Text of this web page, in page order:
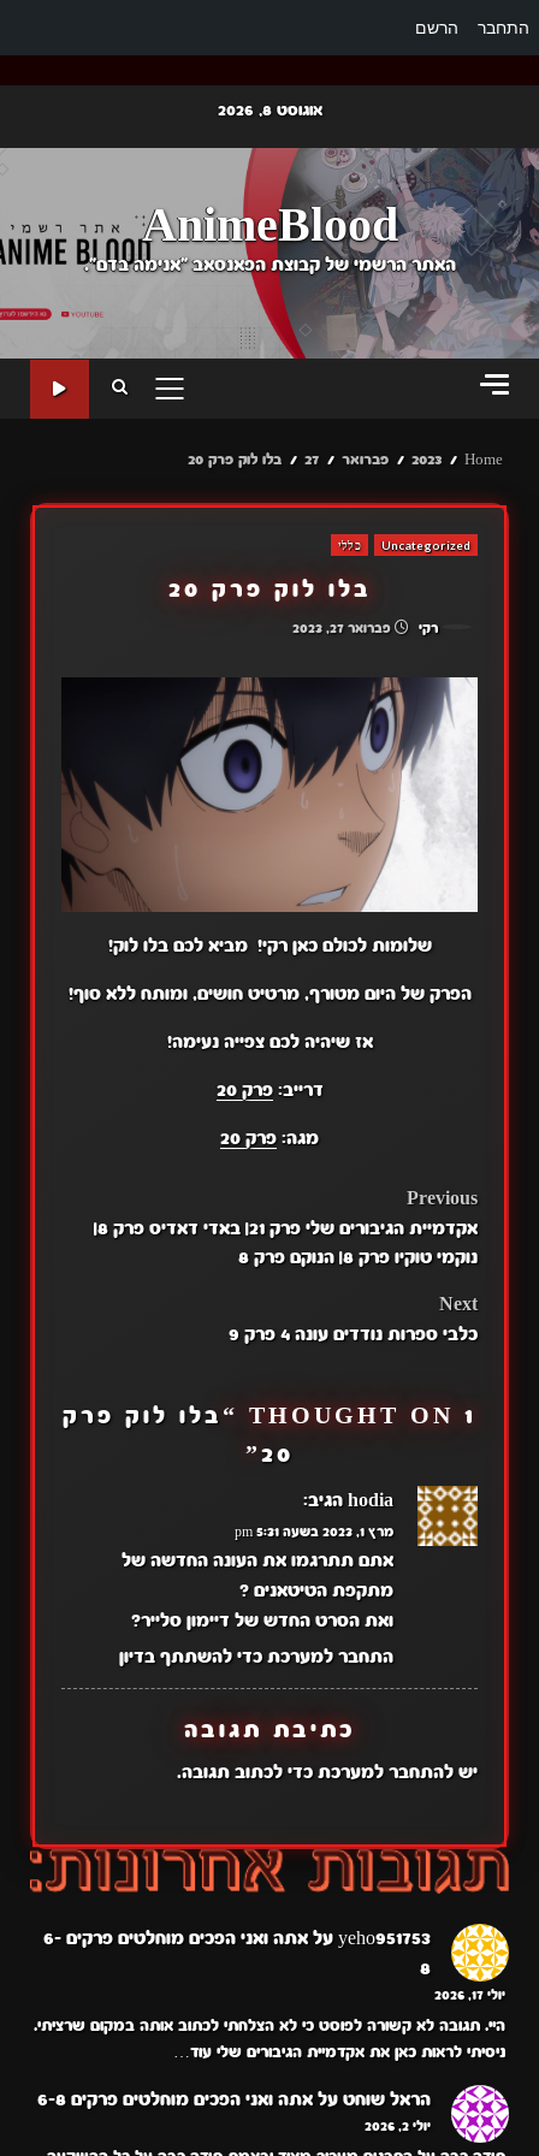
התחבר הרשם
content
אוגוסט 8, 2026
AnimeBlood
האתר הרשמי של קבוצת הפאנסאב "אנימה בדם".
PRIMARY
Home
2023 פברואר 27 בלו לוק פרק 20
Uncategorized כללי
בלו לוק פרק 20
רקי פברואר 27, 2023
שלומות לכולם כאן רקי! מביא לכם בלו לוק!
הפרק של היום מטורף, מרטיט חושים, ומותח ללא סוף!
אז שיהיה לכם צפייה נעימה!
דרייב:פרק 20
מגה: פרק 20
POST
NAVIGATION
Previous
אקדמיית הגיבורים שלי פרק 21| באדי דאדיס פרק 8|
נוקמי טוקיו פרק 8| הנוקם פרק 8
Next
כלבי ספרות נודדים עונה 4 פרק 9
1 THOUGHT ON “
בלו לוק פרק
20
”
hodia הגיב:
מרץ 1, 2023 בשעה 5:31 pm
אתם תתרגמו את העונה החדשה של
מתקפת הטיטאנים ?
ואת הסרט החדש של דיימון סלייר?
התחבר למערכת כדי להשתתף בדיון
כתיבת תגובה
יש להתחבר למערכתכדי לכתוב תגובה.
yeho951753 על
אתה ואני הפכים מוחלטים פרקים 6-
8
יולי 17, 2026
היי. תגובה לא קשורה לפוסט כי לא הצלחתי לכתוב אותה במקום שרציתי.
ניסיתי לראות כאן את אקדמיית הגיבורים שלי עוד…
הראל שוחט על אתה ואני הפכים מוחלטים פרקים 6-8
יולי 2, 2026